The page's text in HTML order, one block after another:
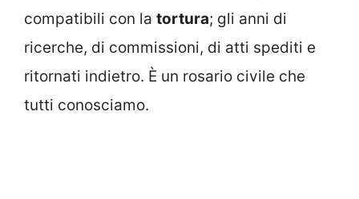
compatibili con la tortura; gli anni di
ricerche, di commissioni, di atti spediti e
ritornati indietro. È un rosario civile che
tutti conosciamo.